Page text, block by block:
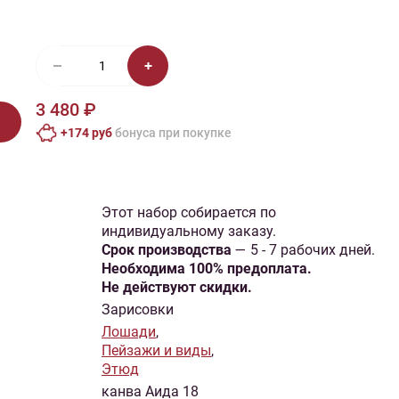
Платье Плед
3 480 ₽
+174 руббонусa при покупке
Этот набор собирается по
индивидуальному заказу.
Cрок производства — 5 - 7 рабочих дней.
Необходима 100% предоплата.
Не действуют скидки.
Зарисовки
Лошади,
Пейзажи и виды,
Этюд
канва Аида 18